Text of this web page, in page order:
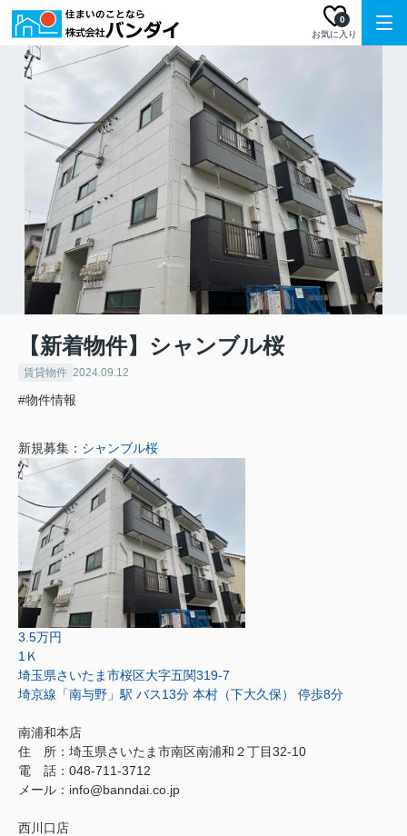
お気に入り
0
【新着物件】シャンブル桜
賃貸物件 2024.09.12
#物件情報
新規募集： シャンブル桜
3.5万円
1Ｋ
埼玉県さいたま市桜区大字五関319-7
埼京線「南与野」駅 バス13分 本村（下大久保） 停歩8分
南浦和本店
住 所： 埼玉県さいたま市南区南浦和２丁目32-10
電 話：048-711-3712
メール： info@banndai.co.jp
西川口店